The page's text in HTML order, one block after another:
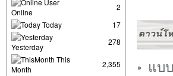
User
Online
2
Today
17
Yesterday
278
This
Month
2,355
แบ